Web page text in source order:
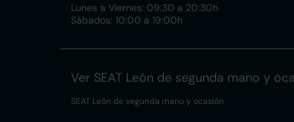
Lunes a Viernes: 09:30 a 20:30h
Sábados: 10:00 a 19:00h
Ver SEAT León de segunda mano y
SEAT León de segunda mano y ocasión